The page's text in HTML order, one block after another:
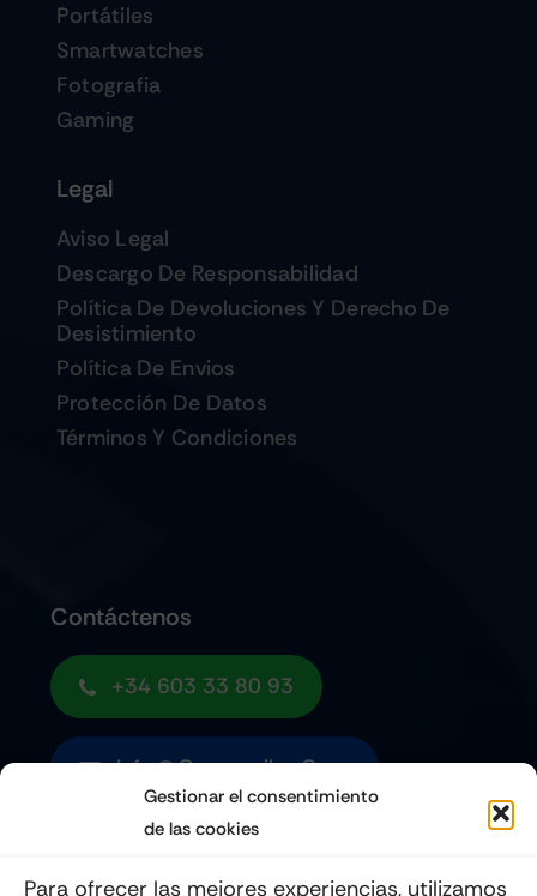
Gestionar el consentimiento
de las cookies
Para ofrecer las mejores experiencias, utilizamos
Portátiles
Smartwatches
Fotografia
Gaming
Legal
Aviso Legal
Descargo De Responsabilidad
Política De Devoluciones Y Derecho De
Desistimiento
Política De Envios
Protección De Datos
Términos Y Condiciones
Contáctenos
+34 603 33 80 93
Info@quemoviles.com